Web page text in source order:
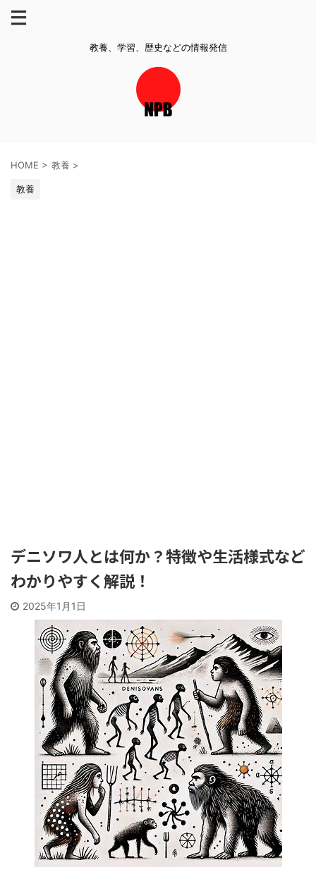
教養、学習、歴史などの情報発信
HOME > 教養 >
教養
デニソワ人とは何か？特徴や生活様式など
わかりやすく解説！
2025年1月1日